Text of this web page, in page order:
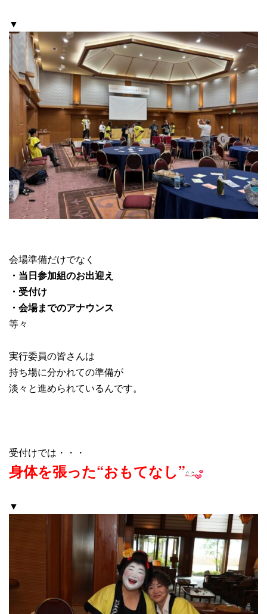
▼
会場準備だけでなく
・当日参加組のお出迎え
・受付け
・会場までのアナウンス
等々
実行委員の皆さんは
持ち場に分かれての準備が
淡々と進められているんです。
受付けでは・・・
身体を張った“おもてなし”
▼